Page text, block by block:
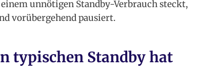
unnötigen Standby-Verbrauch steckt,
vorübergehend pausiert.
typischen Standby hat